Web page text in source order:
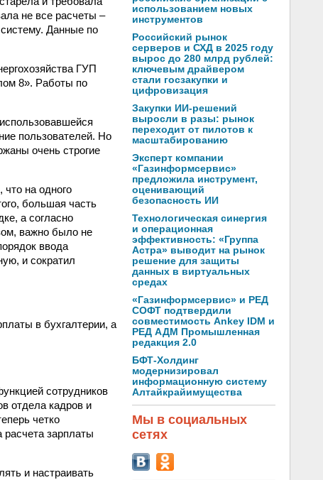
не все расчеты –
Данные по
ГУП
8». Работы по
пользователей. Но
очень строгие
на одного
большая часть
а согласно
важно было не
ввода
и сократил
в бухгалтерии, а
сотрудников
отдела кадров и
четко
расчета зарплаты
и настраивать
использованием новых
инструментов
Российский рынок
серверов и СХД в 2025 году
вырос до 280 млрд рублей:
ключевым драйвером
стали госзакупки и
цифровизация
Закупки ИИ-решений
выросли в разы: рынок
переходит от пилотов к
масштабированию
Эксперт компании
«Газинформсервис»
предложила инструмент,
оценивающий
безопасность ИИ
Технологическая синергия
и операционная
эффективность: «Группа
Астра» выводит на рынок
решение для защиты
данных в виртуальных
средах
«Газинформсервис» и РЕД
СОФТ подтвердили
совместимость Ankey IDM и
РЕД АДМ Промышленная
редакция 2.0
БФТ-Холдинг
модернизировал
информационную систему
Алтайкрайимущества
Мы в социальных
сетях